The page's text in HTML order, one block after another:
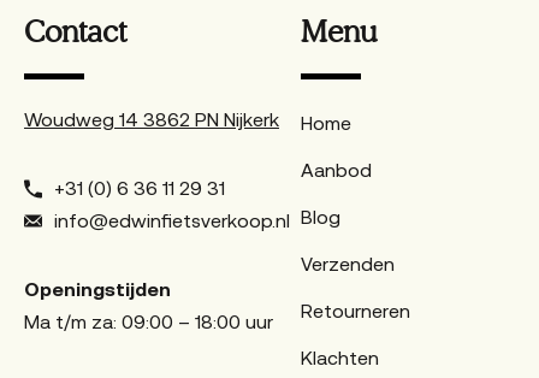
Contact
Woudweg 14 3862 PN Nijkerk
+31 (0) 6 36 11 29 31
info@edwinfietsverkoop.nl
Openingstijden
Ma t/m za: 09:00 – 18:00 uur
Menu
Home
Aanbod
Blog
Verzenden
Retourneren
Klachten